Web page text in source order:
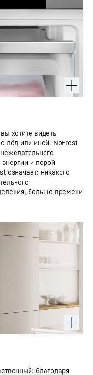
хотите видеть
лёд или иней. NoFrost
и порой
означает: никакого
больше времени
благодаря